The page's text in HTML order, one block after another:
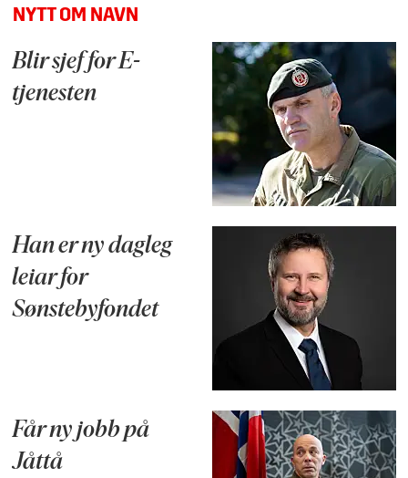
NYTT OM NAVN
Blir sjef for E-
tjenesten
Han er ny dagleg
leiar for
Sønstebyfondet
Får ny jobb på
Jåttå